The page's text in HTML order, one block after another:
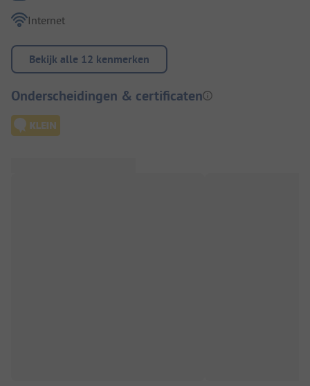
Internet
Bekijk alle 12 kenmerken
Onderscheidingen & certificaten